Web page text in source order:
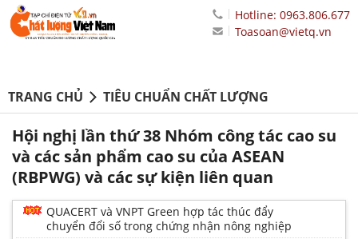
Hotline: 0963.806.677
Toasoan@vietq.vn
TRANG CHỦ TIÊU CHUẨN CHẤT LƯỢNG
Hội nghị lần thứ 38 Nhóm công tác cao su
và các sản phẩm cao su của ASEAN
(RBPWG) và các sự kiện liên quan
QUACERT và VNPT Green hợp tác thúc đẩy
chuyển đổi số trong chứng nhận nông nghiệp